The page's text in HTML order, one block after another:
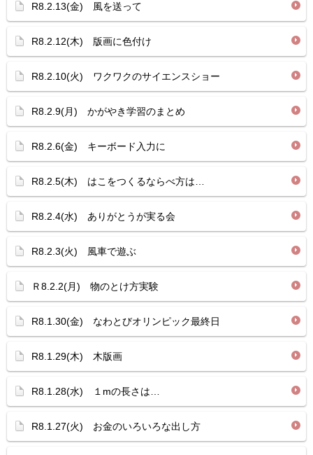
R8.2.13(金) 風を送って
R8.2.12(木) 版画に色付け
R8.2.10(火) ワクワクのサイエンスショー
R8.2.9(月) かがやき学習のまとめ
R8.2.6(金) キーボード入力に
R8.2.5(木) はこをつくるならべ方は…
R8.2.4(水) ありがとうが実る会
R8.2.3(火) 風車で遊ぶ
Ｒ8.2.2(月) 物のとけ方実験
R8.1.30(金) なわとびオリンピック最終日
R8.1.29(木) 木版画
R8.1.28(水) １mの長さは…
R8.1.27(火) お金のいろいろな出し方